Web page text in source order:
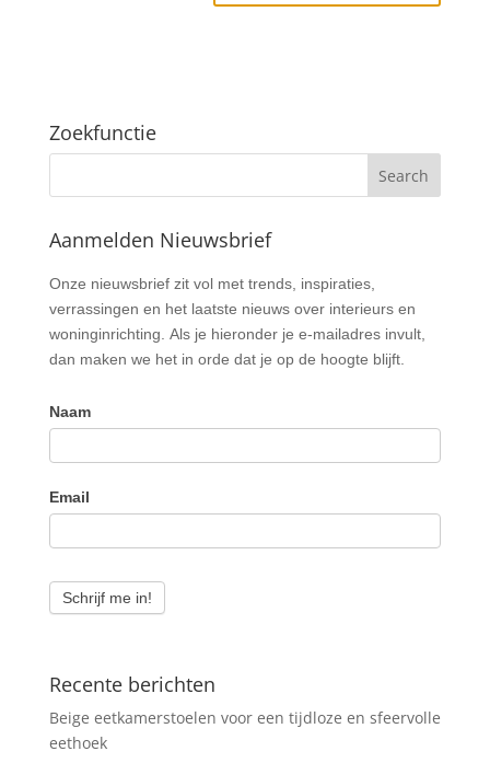
Zoekfunctie
Aanmelden Nieuwsbrief
Onze nieuwsbrief zit vol met trends, inspiraties,
verrassingen en het laatste nieuws over interieurs en
woninginrichting. Als je hieronder je e-mailadres invult,
dan maken we het in orde dat je op de hoogte blijft.
Naam
Email
Schrijf me in!
Recente berichten
Beige eetkamerstoelen voor een tijdloze en sfeervolle
eethoek